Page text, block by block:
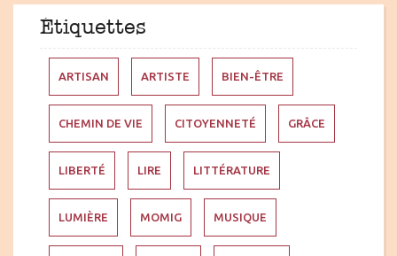
Étiquettes
ARTISAN ARTISTE BIEN-ÊTRE
CHEMIN DE VIE CITOYENNETÉ GRÂCE
LIBERTÉ LIRE LITTÉRATURE
LUMIÈRE MOMIG MUSIQUE